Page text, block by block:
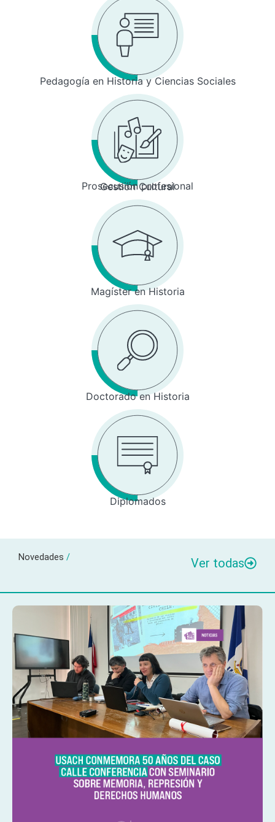
Pedagogía en Historia y Ciencias Sociales
Prosecusión profesional
Gestión Cultural
Magíster en Historia
Doctorado en Historia
Diplomados
Novedades / Ver todas